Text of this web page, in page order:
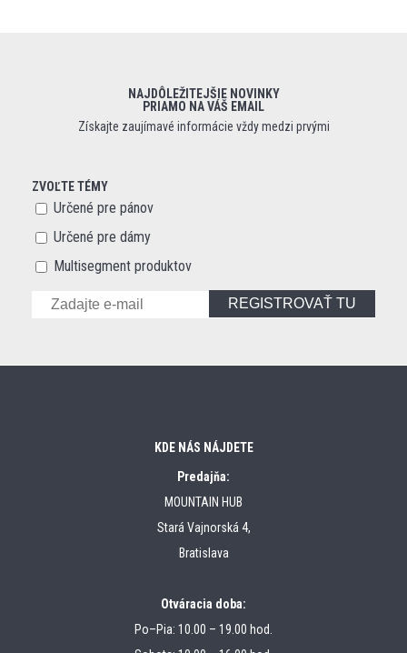
NAJDÔLEŽITEJŠIE NOVINKY
PRIAMO NA VÁŠ EMAIL
Získajte zaujímavé informácie vždy medzi prvými
ZVOĽTE TÉMY
Určené pre pánov
Určené pre dámy
Multisegment produktov
REGISTROVAŤ TU
KDE NÁS NÁJDETE
Predajňa:
MOUNTAIN HUB
Stará Vajnorská 4,
Bratislava
Otváracia doba:
Po–Pia: 10.00 – 19.00 hod.